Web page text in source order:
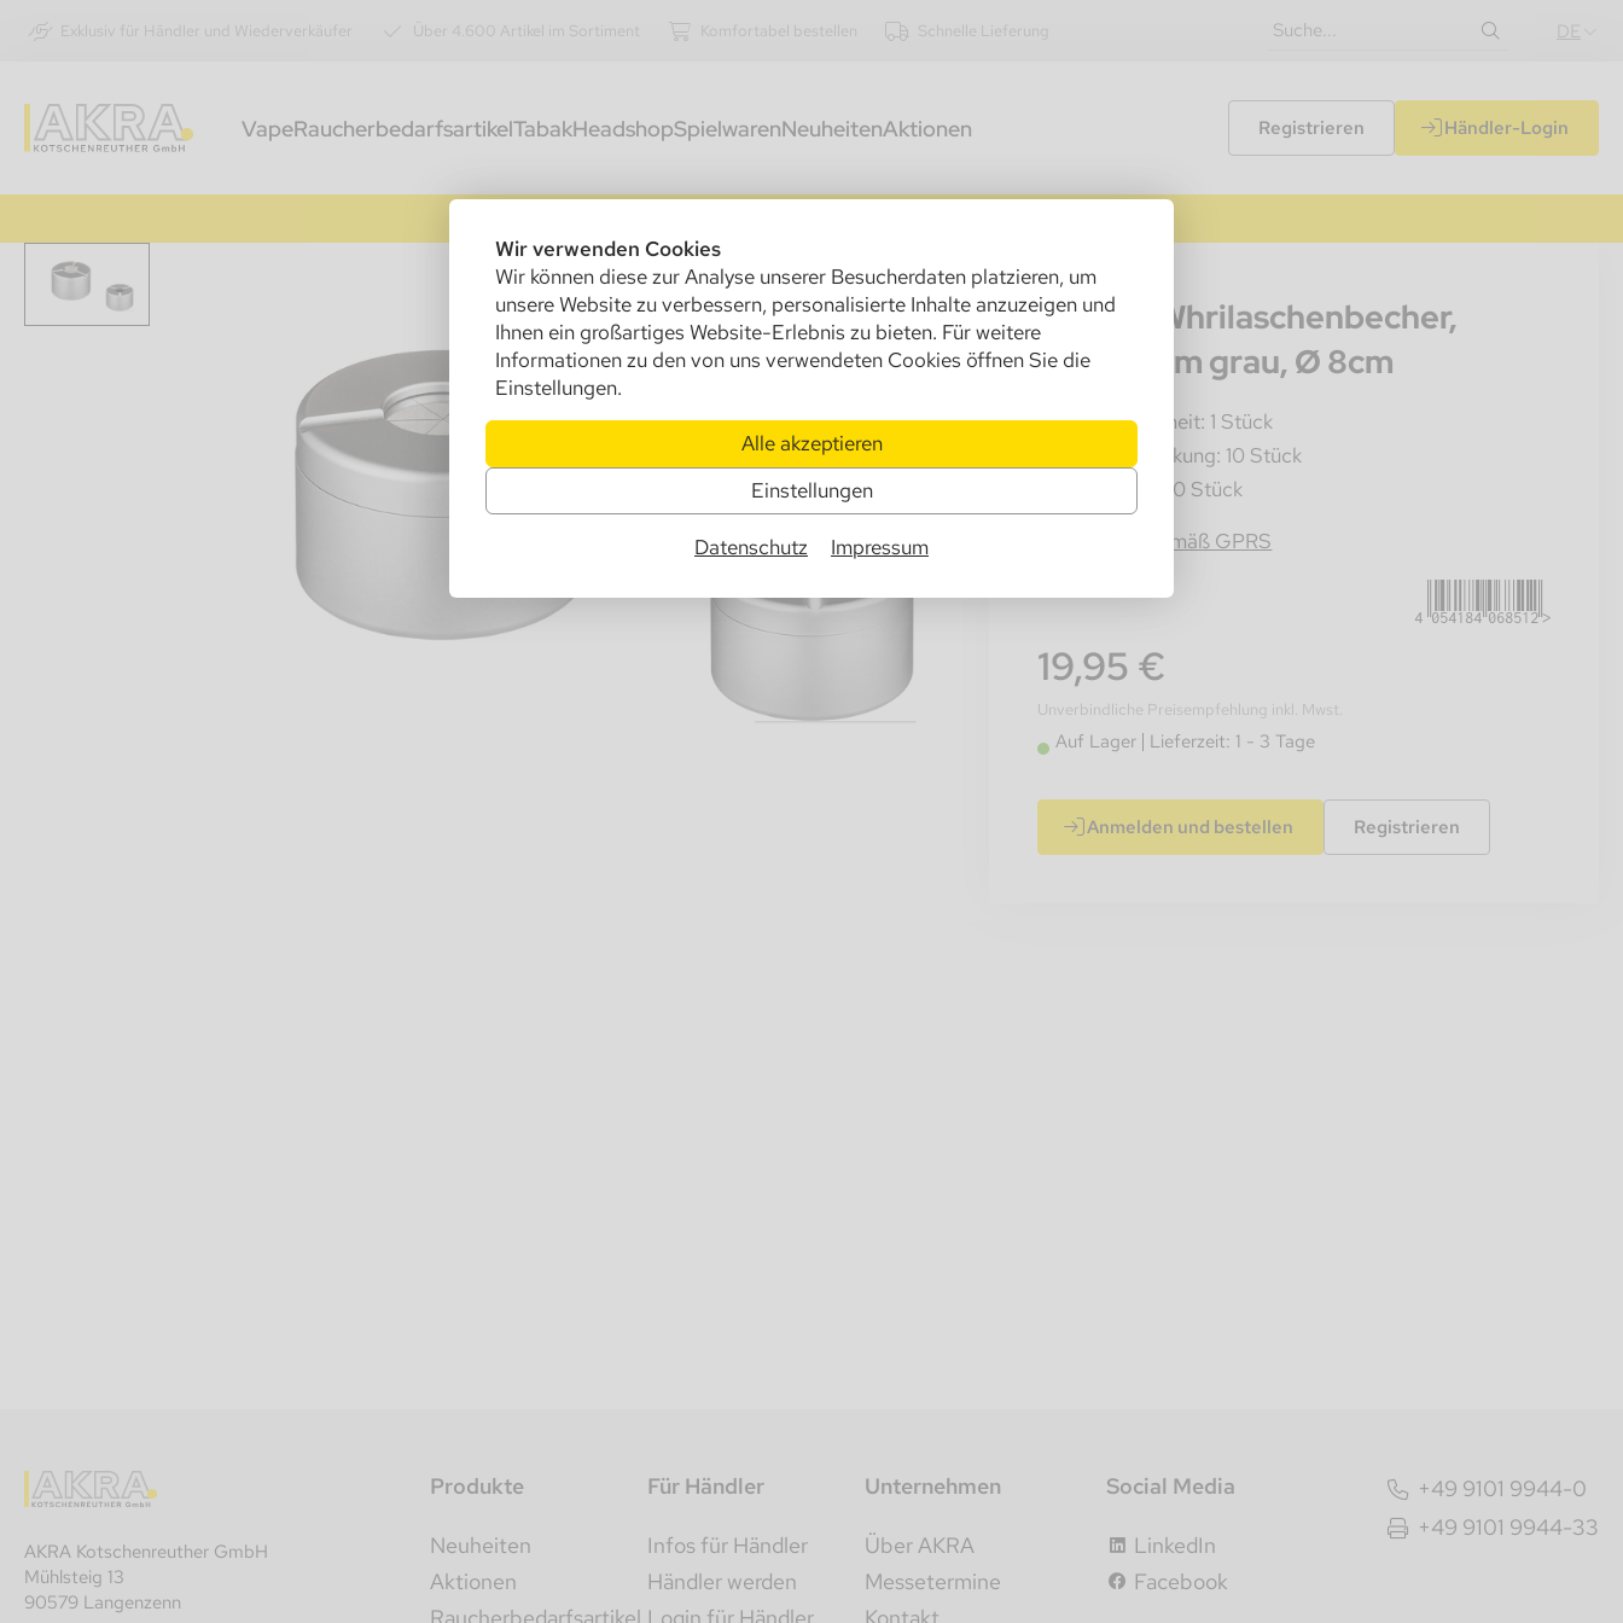
Wir verwenden Cookies
Wir können diese zur Analyse unserer Besucherdaten platzieren, um
unsere Website zu verbessern, personalisierte Inhalte anzuzeigen und
Ihnen ein großartiges Website-Erlebnis zu bieten. Für weitere
Informationen zu den von uns verwendeten Cookies öffnen Sie die
Einstellungen.
Alle akzeptieren
Einstellungen
Datenschutz Impressum
Exklusiv für Händler und Wiederverkäufer Über 4.600 Artikel im Sortiment Komfortabel bestellen Schnelle Lieferung DE
VapeRaucherbedarfsartikelTabakHeadshopSpielwarenNeuheitenAktionen Registrieren Händler-Login
400052
Angelo Whrilaschenbecher,
Aluminium grau, Ø 8cm
Verkaufseinheit: 1 Stück
Innenverpackung: 10 Stück
Umkarton: 80 Stück
Information gemäß GPRS
4054184068512
19,95 €
Unverbindliche Preisempfehlung inkl. Mwst.
Auf Lager Lieferzeit: 1 - 3 Tage
Anmelden und bestellen Registrieren
AKRA Kotschenreuther GmbH
Mühlsteig 13
90579 Langenzenn
Produkte
Neuheiten
Aktionen
Raucherbedarfsartikel
Für Händler
Infos für Händler
Händler werden
Login für Händler
Unternehmen
Über AKRA
Messetermine
Kontakt
Social Media
LinkedIn
Facebook
+49 9101 9944-0
+49 9101 9944-33